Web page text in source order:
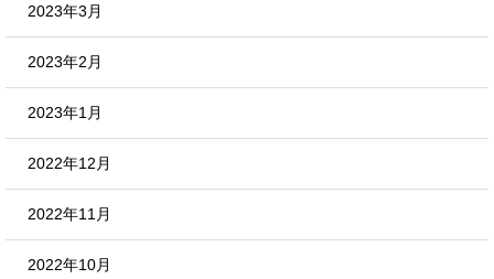
2023年3月
2023年2月
2023年1月
2022年12月
2022年11月
2022年10月